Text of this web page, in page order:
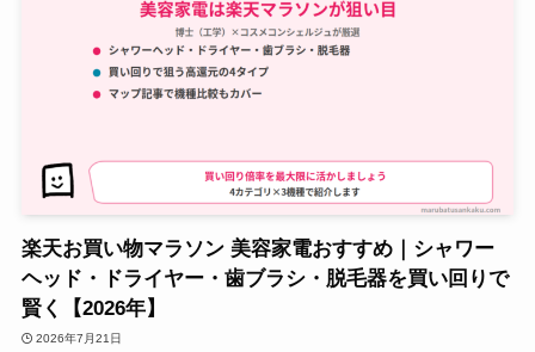
楽天お買い物マラソン 美容家電おすすめ｜シャワー
ヘッド・ドライヤー・歯ブラシ・脱毛器を買い回りで
賢く【2026年】
2026年7月21日